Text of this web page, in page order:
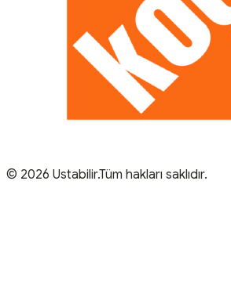
© 2026 Ustabilir.Tüm hakları saklıdır.